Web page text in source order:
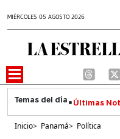
MIÉRCOLES 05 AGOSTO 2026
Últimas
Inicio> Panamá> Política